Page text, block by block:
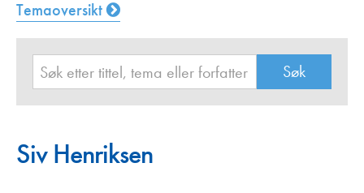
Temaoversikt
Siv Henriksen